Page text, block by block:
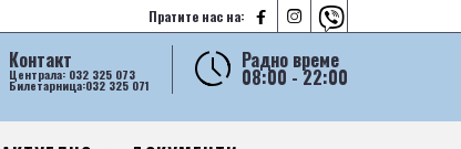
Пратите нас на:   
Радно време
08:00 - 22:00
Контакт
Централа: 032 325 073
Билетарница:032 325 071